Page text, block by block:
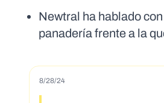
Newtral ha hablado
panadería frente a la
8/28/24